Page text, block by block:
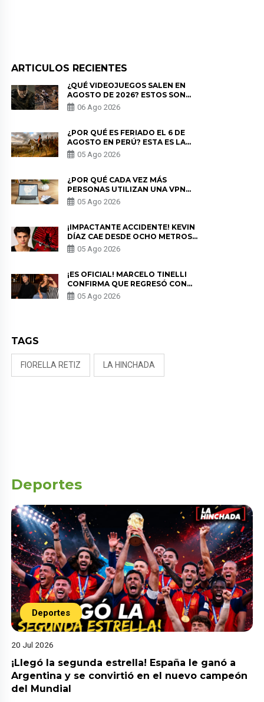
ARTICULOS RECIENTES
¿QUÉ VIDEOJUEGOS SALEN EN
AGOSTO DE 2026? ESTOS SON
LOS ESTRENOS MÁS ESPERADOS
06 Ago 2026
¿POR QUÉ ES FERIADO EL 6 DE
AGOSTO EN PERÚ? ESTA ES LA
HISTORIA
05 Ago 2026
¿POR QUÉ CADA VEZ MÁS
PERSONAS UTILIZAN UNA VPN
PARA PROTEGER SU
PRIVACIDAD?
05 Ago 2026
¡IMPACTANTE ACCIDENTE! KEVIN
DÍAZ CAE DESDE OCHO METROS
EN “ESTO ES GUERRA” Y GENERA
PREOCUPACIÓN
05 Ago 2026
¡ES OFICIAL! MARCELO TINELLI
CONFIRMA QUE REGRESÓ CON
MILETT FIGUEROA: “EL AMOR
PUDO MÁS”
05 Ago 2026
TAGS
FIORELLA RETIZ LA HINCHADA
Deportes
Deportes
20 Jul 2026
¡Llegó la segunda estrella! España le ganó a
Argentina y se convirtió en el nuevo campeón
del Mundial